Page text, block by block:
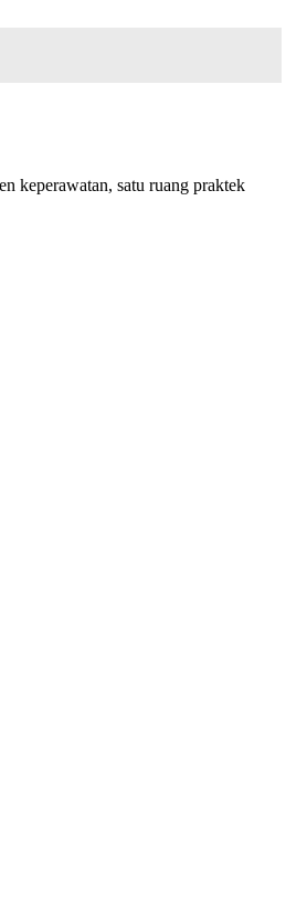
keperawatan, satu ruang praktek